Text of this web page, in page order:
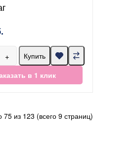
+
Купить
в 1 клик
75 из 123 (всего 9 страниц)